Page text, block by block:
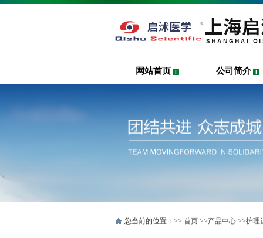
网站首页 公司简介
您当前的位置：>> 首页 >>产品中心 >>护理